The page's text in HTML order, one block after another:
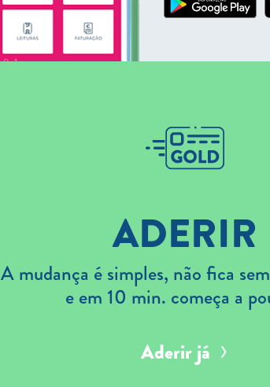
ADERIR
A mudança é simples, não fica
e em 10 min. começa a
Aderir já